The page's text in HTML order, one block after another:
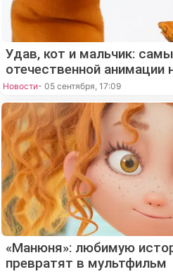
Удав, кот и мальчик:
отечественной анимации
Новости- 05 сентября, 17:09
«Манюня»: любимую
превратят в мультфильм